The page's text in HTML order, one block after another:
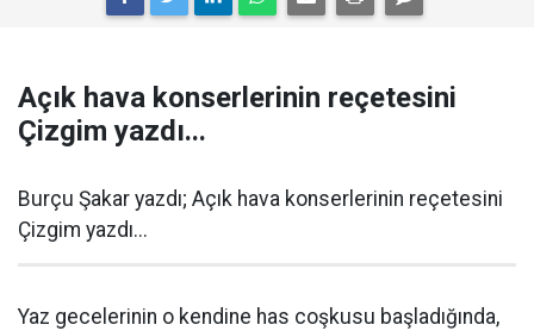
Açık hava konserlerinin reçetesini
Çizgim yazdı...
Burçu Şakar yazdı; Açık hava konserlerinin reçetesini
Çizgim yazdı...
Yaz gecelerinin o kendine has coşkusu başladığında,